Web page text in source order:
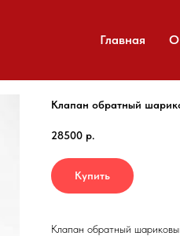
Главная О
Клапан обратный
28500 р.
Купить
Клапан обратный